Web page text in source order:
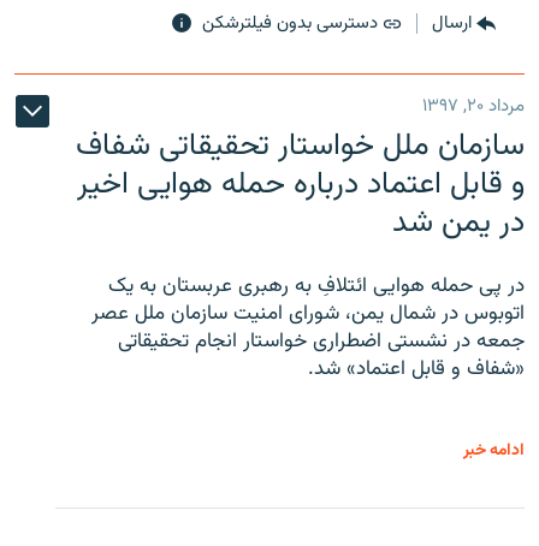
ارسال دسترسی بدون فیلترشکن
مرداد ۲۰, ۱۳۹۷
سازمان ملل خواستار تحقیقاتی شفاف
و قابل اعتماد درباره حمله هوایی اخیر
در یمن شد
در پی حمله هوایی ائتلافِ به رهبری عربستان به یک
اتوبوس در شمال یمن، شورای امنیت سازمان ملل عصر
جمعه در نشستی اضطراری خواستار انجام تحقیقاتی
«شفاف و قابل اعتماد» شد.
ادامه خبر